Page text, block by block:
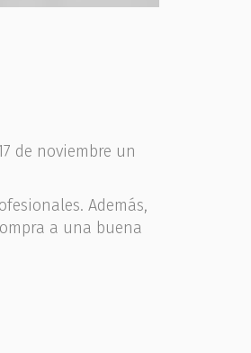
de noviembre un
Además,
a una buena